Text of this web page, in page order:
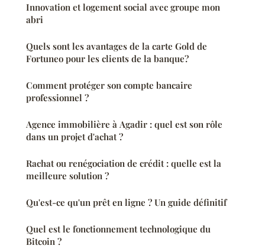
Innovation et logement social avec groupe mon
abri
Quels sont les avantages de la carte Gold de
Fortuneo pour les clients de la banque?
Comment protéger son compte bancaire
professionnel ?
Agence immobilière à Agadir : quel est son rôle
dans un projet d'achat ?
Rachat ou renégociation de crédit : quelle est la
meilleure solution ?
Qu'est-ce qu'un prêt en ligne ? Un guide définitif
Quel est le fonctionnement technologique du
Bitcoin ?